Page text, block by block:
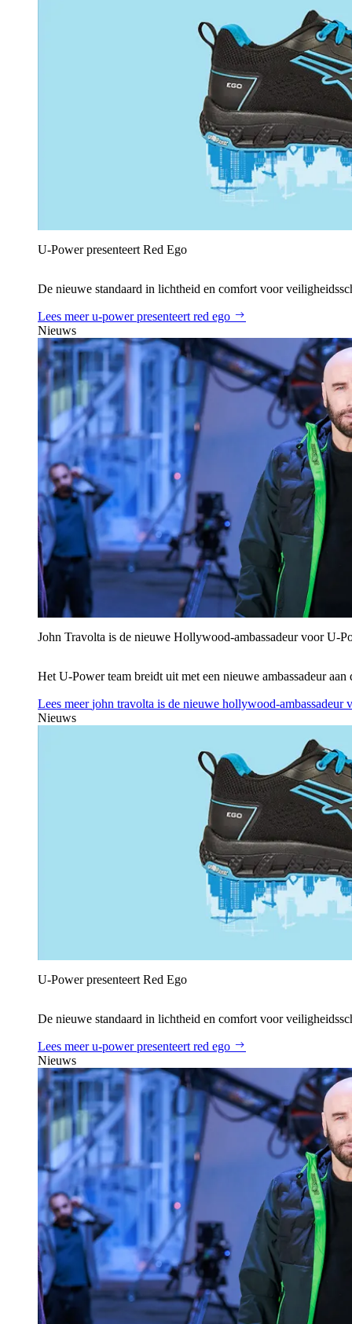
U‑Power presenteert Red Ego
De nieuwe standaard in lichtheid en comfort voor
Lees meeru‑power presenteert red ego
Nieuws
John Travolta is de nieuwe Hollywood-ambassadeur voor
Het U‑Power team breidt uit met een nieuwe ambassadeur
Lees meerjohn travolta is de nieuwe hollywood-ambassadeur
Nieuws
U‑Power presenteert Red Ego
De nieuwe standaard in lichtheid en comfort voor
Lees meeru‑power presenteert red ego
Nieuws